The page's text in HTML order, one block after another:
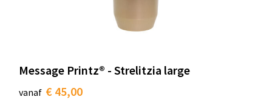
Message Printz® - Strelitzia large
vanaf € 45,00